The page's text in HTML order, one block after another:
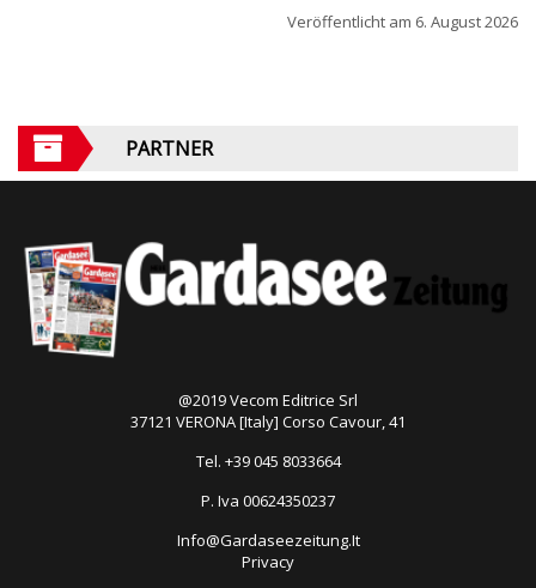
Veröffentlicht am 6. August 2026
PARTNER
@2019 Vecom Editrice Srl
37121 VERONA [Italy] Corso Cavour, 41
Tel. +39 045 8033664
P. Iva 00624350237
Info@Gardaseezeitung.It
Privacy